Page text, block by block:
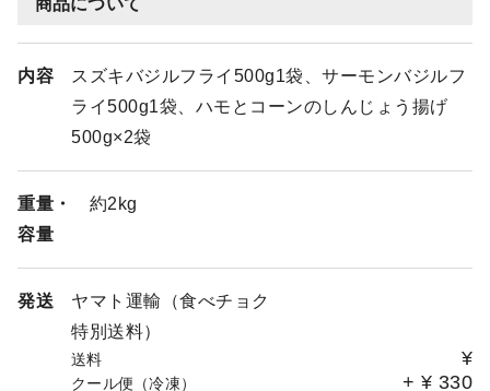
商品について
内容
スズキバジルフライ500g1袋、サーモンバジルフ
ライ500g1袋、ハモとコーンのしんじょう揚げ
500g×2袋
重量・
容量
約2kg
発送
ヤマト運輸（食べチョク
特別送料）
送料 ¥
クール便（冷凍） + ¥ 330